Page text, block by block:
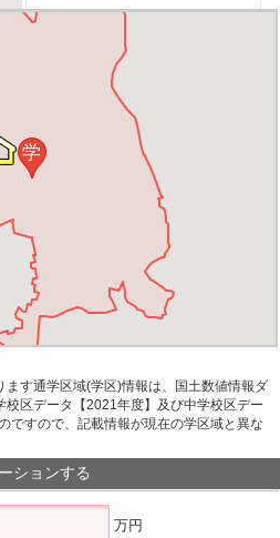
学
す通学区域(学区)情報は、国土数値情報ダ
校区データ【2021年度】及び中学校区デー
ですので、記載情報が現在の学区域と異な
ションする
万円